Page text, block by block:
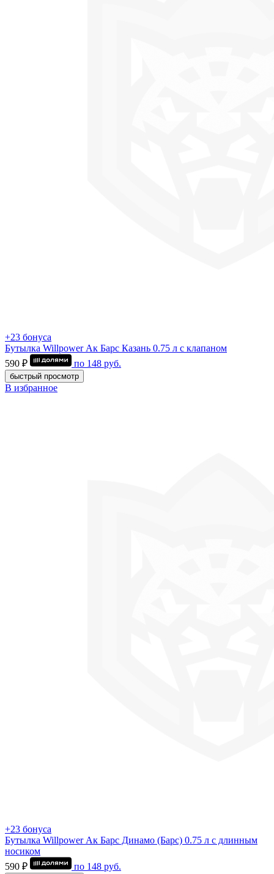
+23 бонуса
Бутылка Willpower Ак Барс Казань 0.75 л c клапаном
590 ₽
по 148 руб.
быстрый просмотр
В избранное
+23 бонуса
Бутылка Willpower Ак Барс Динамо (Барс) 0.75 л c длинным
носиком
590 ₽
по 148 руб.